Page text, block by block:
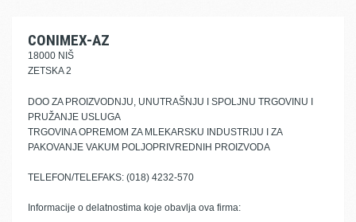
CONIMEX-AZ
18000 NIŠ
ZETSKA 2
DOO ZA PROIZVODNJU, UNUTRAŠNJU I SPOLJNU TRGOVINU I
PRUŽANJE USLUGA
TRGOVINA OPREMOM ZA MLEKARSKU INDUSTRIJU I ZA
PAKOVANJE VAKUM POLJOPRIVREDNIH PROIZVODA
TELEFON/TELEFAKS: (018) 4232-570
Informacije o delatnostima koje obavlja ova firma: